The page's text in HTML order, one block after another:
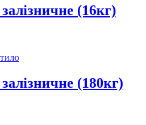
(16кг)
(180кг)